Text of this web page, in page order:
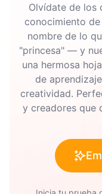
Olvídate de los
conocimiento
nombre de lo
"princesa" — y
una hermosa
de
creatividad.
y creadores que